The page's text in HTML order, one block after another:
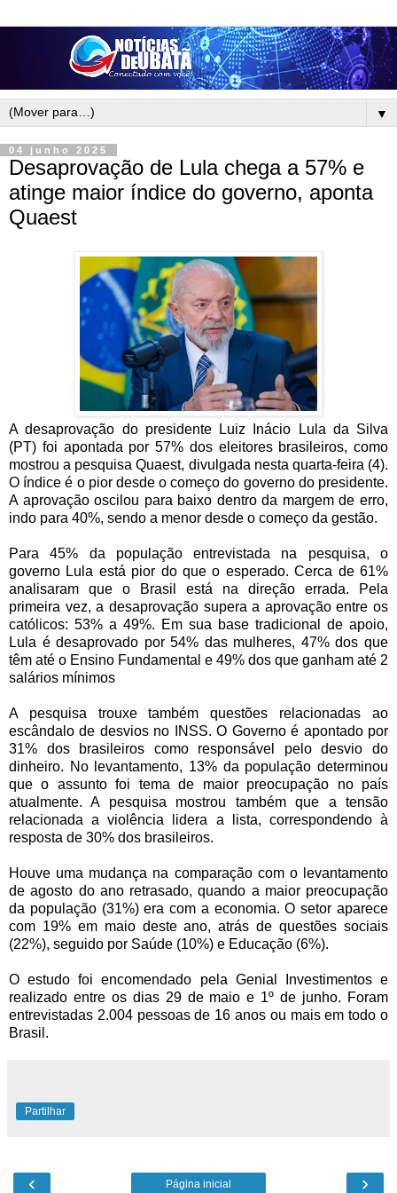
▼
04 junho 2025
Desaprovação de Lula chega a 57% e
atinge maior índice do governo, aponta
Quaest
A desaprovação do presidente Luiz Inácio Lula da Silva
(PT) foi apontada por 57% dos eleitores brasileiros, como
mostrou a pesquisa Quaest, divulgada nesta quarta-feira (4).
O índice é o pior desde o começo do governo do presidente.
A aprovação oscilou para baixo dentro da margem de erro,
indo para 40%, sendo a menor desde o começo da gestão.
Para 45% da população entrevistada na pesquisa, o
governo Lula está pior do que o esperado. Cerca de 61%
analisaram que o Brasil está na direção errada. Pela
primeira vez, a desaprovação supera a aprovação entre os
católicos: 53% a 49%. Em sua base tradicional de apoio,
Lula é desaprovado por 54% das mulheres, 47% dos que
têm até o Ensino Fundamental e 49% dos que ganham até 2
salários mínimos
A pesquisa trouxe também questões relacionadas ao
escândalo de desvios no INSS. O Governo é apontado por
31% dos brasileiros como responsável pelo desvio do
dinheiro. No levantamento, 13% da população determinou
que o assunto foi tema de maior preocupação no país
atualmente. A pesquisa mostrou também que a tensão
relacionada a violência lidera a lista, correspondendo à
resposta de 30% dos brasileiros.
Houve uma mudança na comparação com o levantamento
de agosto do ano retrasado, quando a maior preocupação
da população (31%) era com a economia. O setor aparece
com 19% em maio deste ano, atrás de questões sociais
(22%), seguido por Saúde (10%) e Educação (6%).
O estudo foi encomendado pela Genial Investimentos e
realizado entre os dias 29 de maio e 1º de junho. Foram
entrevistadas 2.004 pessoas de 16 anos ou mais em todo o
Brasil.
Partilhar
‹ ›
Página inicial